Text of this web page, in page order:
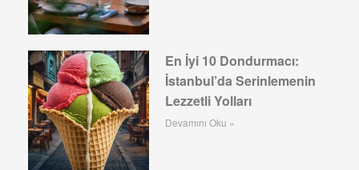
En İyi 10 Dondurmacı:
İstanbul’da Serinlemenin
Lezzetli Yolları
Devamını Oku »